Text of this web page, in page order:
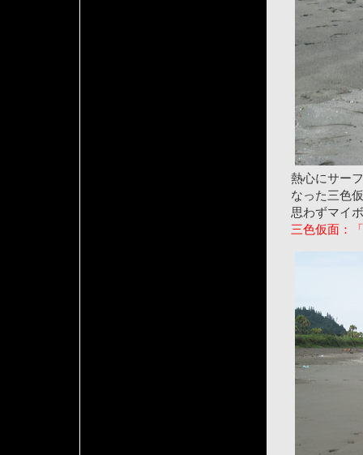
熱心にサー
なった三色
思わずマイ
三色仮面：